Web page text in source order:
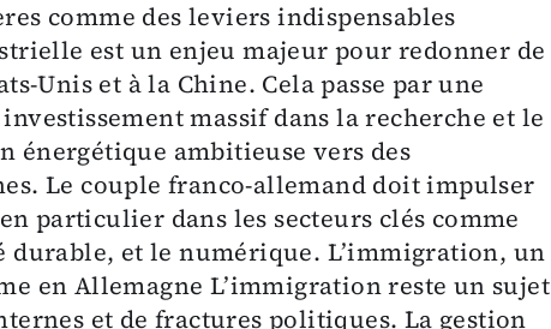
comme des leviers indispensables
est un enjeu majeur pour redonner de
Unis et à la Chine. Cela passe par une
massif dans la recherche et le
énergétique ambitieuse vers des
Le couple franco-allemand doit impulser
particulier dans les secteurs clés comme
et le numérique. L’immigration, un
en Allemagne L’immigration reste un sujet
et de fractures politiques. La gestion